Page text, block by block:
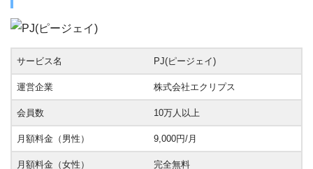
サービス名 PJ(ピージェイ)
運営企業 株式会社エクリプス
会員数 10万人以上
月額料金（男性） 9,000円/月
月額料金（女性） 完全無料